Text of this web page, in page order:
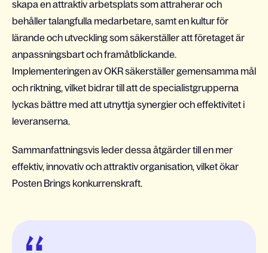
skapa en attraktiv arbetsplats som attraherar och
behåller talangfulla medarbetare, samt en kultur för
lärande och utveckling som säkerställer att företaget är
anpassningsbart och framåtblickande.
Implementeringen av OKR säkerställer gemensamma mål
och riktning, vilket bidrar till att de specialistgrupperna
lyckas bättre med att utnyttja synergier och effektivitet i
leveranserna.
Sammanfattningsvis leder dessa åtgärder till en mer
effektiv, innovativ och attraktiv organisation, vilket ökar
Posten Brings konkurrenskraft.